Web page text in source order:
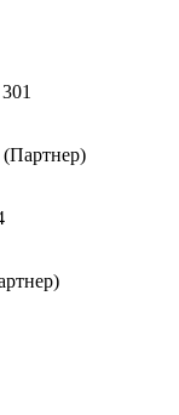
(Партнер)